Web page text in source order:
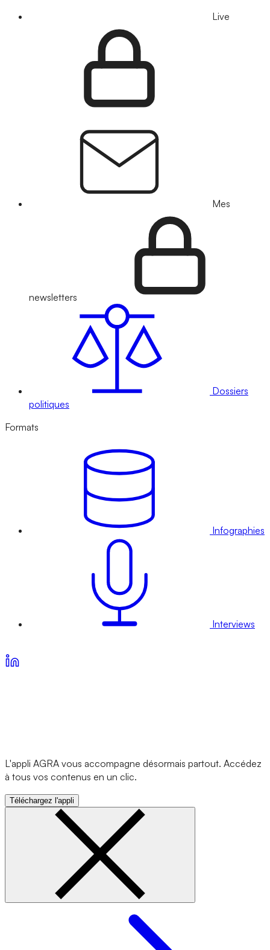
Live
Mes
newsletters
Dossiers
politiques
Formats
Infographies
Interviews
L'appli AGRA vous accompagne désormais partout. Accédez
à tous vos contenus en un clic.
Téléchargez l'appli